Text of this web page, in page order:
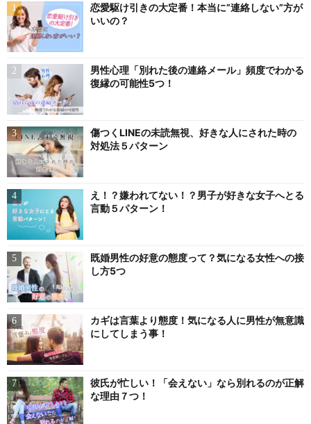
恋愛駆け引きの大定番！本当に”連絡しない”方が
いいの？
男性心理「別れた後の連絡メール」頻度でわかる
復縁の可能性5つ！
傷つくLINEの未読無視、好きな人にされた時の
対処法５パターン
え！？嫌われてない！？男子が好きな女子へとる
言動５パターン！
既婚男性の好意の態度って？気になる女性への接
し方5つ
カギは言葉より態度！気になる人に男性が無意識
にしてしまう事！
彼氏が忙しい！「会えない」なら別れるのが正解
な理由７つ！